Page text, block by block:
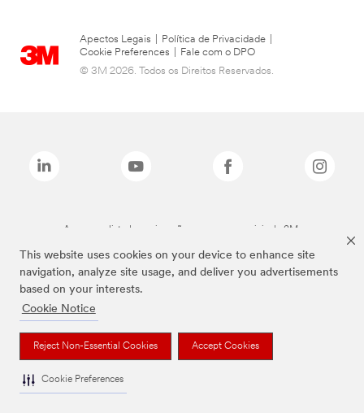
This website uses cookies on your device to enhance site
navigation, analyze site usage, and deliver you advertisements
based on your interests.
Cookie Notice
Reject Non-Essential Cookies Accept Cookies
Cookie Preferences
Apectos Legais Política de Privacidade
Cookie Preferences
Fale com o DPO
© 3M 2026. Todos os Direitos Reservados.
As marcas listadas a cima são marcas comerciais da 3M.